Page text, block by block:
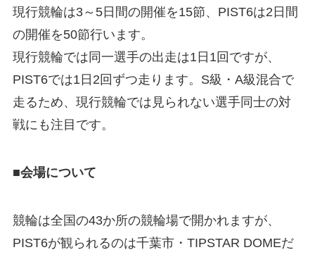
現行競輪は3～5日間の開催を15節、PIST6は2日間
の開催を50節行います。
現行競輪では同一選手の出走は1日1回ですが、
PIST6では1日2回ずつ走ります。S級・A級混合で
走るため、現行競輪では見られない選手同士の対
戦にも注目です。
■会場について
競輪は全国の43か所の競輪場で開かれますが、
PIST6が観られるのは千葉市・TIPSTAR DOMEだ